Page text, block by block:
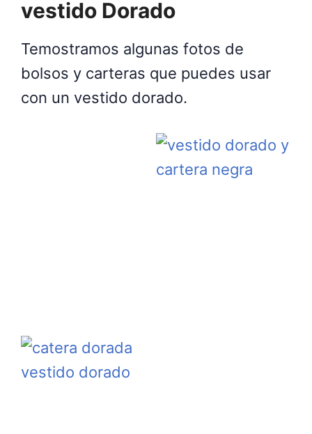
vestido Dorado
Temostramos algunas fotos de
bolsos y carteras que puedes usar
con un vestido dorado.